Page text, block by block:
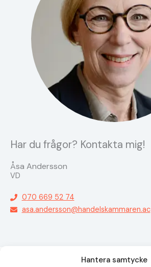
Hantera samtycke
Har du frågor? Kontakta mig!
Åsa Andersson
VD
070 669 52 74
asa.andersson@handelskammaren.ac